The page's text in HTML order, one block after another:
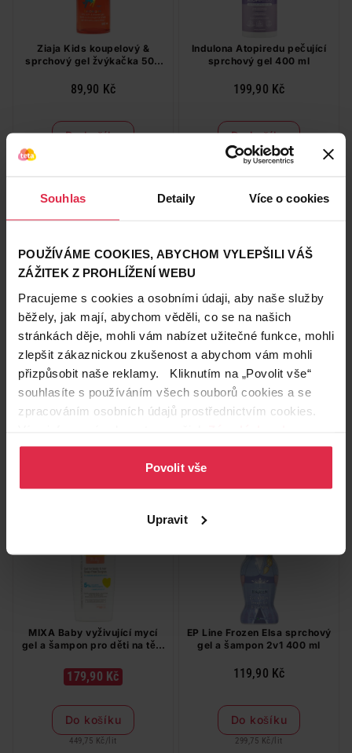
Souhlas Detaily Více o cookies
POUŽÍVÁME COOKIES, ABYCHOM VYLEPŠILI VÁŠ
ZÁŽITEK Z PROHLÍŽENÍ WEBU
Pracujeme s cookies a osobními údaji, aby naše služby
běžely, jak mají, abychom věděli, co se na našich
stránkách děje, mohli vám nabízet užitečné funkce, mohli
zlepšit zákaznickou zkušenost a abychom vám mohli
přizpůsobit naše reklamy. Kliknutím na „Povolit vše“
souhlasíte s používáním všech souborů cookies a se
zpracováním osobních údajů prostřednictvím cookies.
osobních údajů.
Povolit vše
Upravit
Ziaja Kids koupelový &
sprchový gel žvýkačka 500
89,90 Kč
Do košíku
Indulona Atopiredu pečující
sprchový gel 400 ml
199,90 Kč
Do košíku
499,75 Kč/lit
Weleda BIO 2 v 1 sprchový
krém a šampon Šťastný
179,90 Kč
143,90 Kč
959,33 Kč/lit
MIXA Baby pěnivý olej pro
děti do sprchy i do koupele
179,90 Kč
449,75 Kč/lit
MIXA Baby vyživující mycí
gel a šampon pro děti na tělo
179,90 Kč
Do košíku
449,75 Kč / lit
EP Line Frozen Elsa sprchový
gel a šampon 2v1 400 ml
119,90 Kč
Do košíku
299,75 Kč / lit